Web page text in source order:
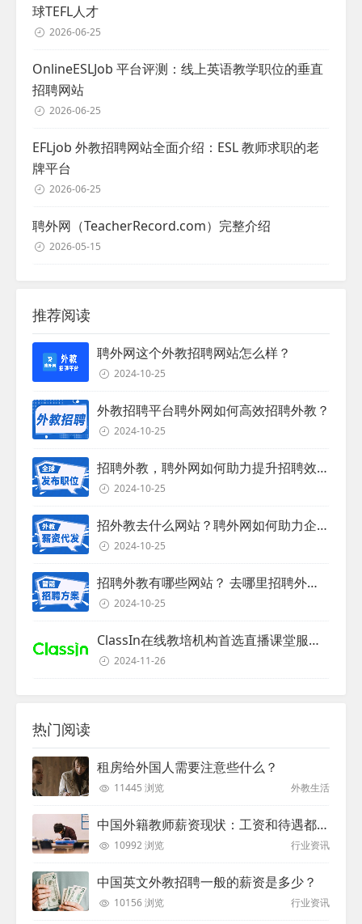
球TEFL人才
2026-06-25
OnlineESLJob 平台评测：线上英语教学职位的垂直
招聘网站
2026-06-25
EFLjob 外教招聘网站全面介绍：ESL 教师求职的老
牌平台
2026-06-25
聘外网（TeacherRecord.com）完整介绍
2026-05-15
推荐阅读
聘外网这个外教招聘网站怎么样？
2024-10-25
外教招聘平台聘外网如何高效招聘外教？
2024-10-25
招聘外教，聘外网如何助力提升招聘效率？
2024-10-25
招外教去什么网站？聘外网如何助力企业外教招聘
2024-10-25
招聘外教有哪些网站？ 去哪里招聘外教？
2024-10-25
ClassIn在线教培机构首选直播课堂服务商
2024-11-26
热门阅读
租房给外国人需要注意些什么？
11445 浏览 外教生活
中国外籍教师薪资现状：工资和待遇都非常高
10992 浏览 行业资讯
中国英文外教招聘一般的薪资是多少？
10156 浏览 行业资讯